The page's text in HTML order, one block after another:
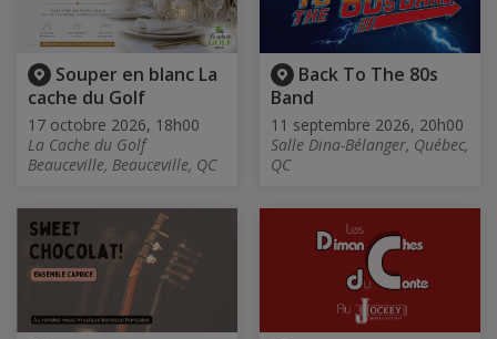
Souper en blanc La
cache du Golf
17 octobre 2026, 18h00
La Cache du Golf
Beauceville, Beauceville, QC
Back To The 80s
Band
11 septembre 2026, 20h00
Salle Dina-Bélanger, Québec,
QC